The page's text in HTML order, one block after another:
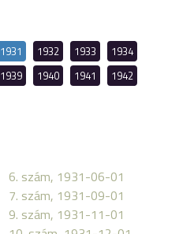
1931 1932 1933
1934
1939 1940 1941
1942
6. szám, 1931-06-01
7. szám, 1931-09-01
9. szám, 1931-11-01